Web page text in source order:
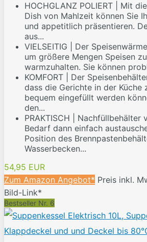
HOCHGLANZ POLIERT | Mit
Dish von Mahlzeit können Sie
und appetitlich präsentieren.
aus...
VIELSEITIG | Der
um größere Mengen Speisen
warmzuhalten. Sie können
KOMFORT | Der
dass die Gerichte in der
bequem eingefüllt werden
den...
PRAKTISCH | Nachfüllbehälter
Bedarf dann einfach
Position des
Wasserbecken...
54,95 EUR
Zum Amazon Angebot* Preis inkl.
Bild-Link*
Bestseller Nr. 6